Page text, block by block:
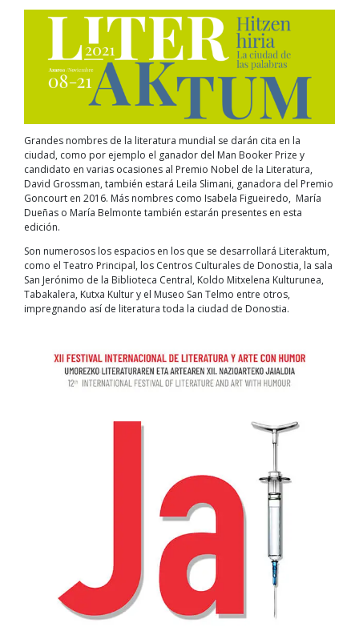
Grandes nombres de la literatura mundial se darán cita en la
ciudad, como por ejemplo el ganador del Man Booker Prize y
candidato en varias ocasiones al Premio Nobel de la Literatura,
David Grossman, también estará Leila Slimani, ganadora del Premio
Goncourt en 2016. Más nombres como Isabela Figueiredo, María
Dueñas o María Belmonte también estarán presentes en esta
edición.
Son numerosos los espacios en los que se desarrollará Literaktum,
como el Teatro Principal, los Centros Culturales de Donostia, la sala
San Jerónimo de la Biblioteca Central, Koldo Mitxelena Kulturunea,
Tabakalera, Kutxa Kultur y el Museo San Telmo entre otros,
impregnando así de literatura toda la ciudad de Donostia.